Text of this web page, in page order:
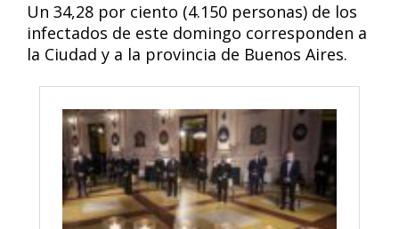
Un 34,28 por ciento (4.150 personas) de los
infectados de este domingo corresponden a
la Ciudad y a la provincia de Buenos Aires.